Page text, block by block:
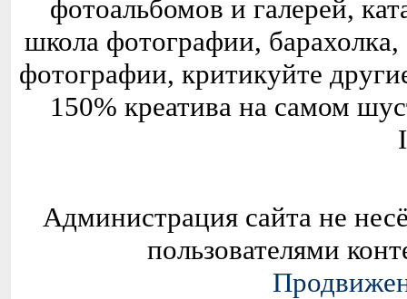
фотоальбомов и галерей,
школа фотографии,
фотографии, критикуйте
150% креатива на самом
Администрация сайта не
пользователями